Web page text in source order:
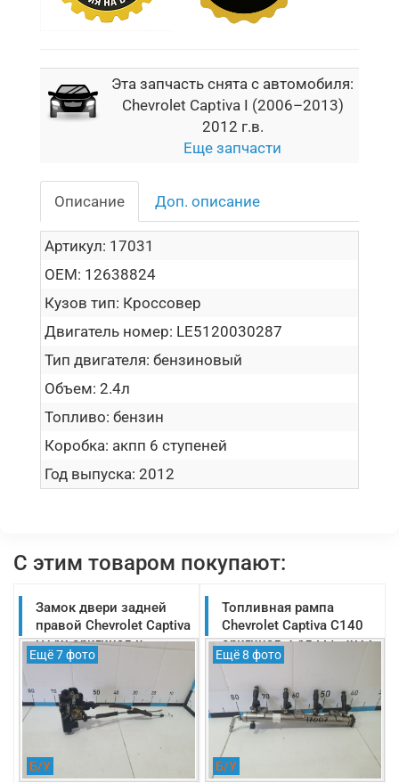
Эта запчасть снята с автомобиля:
Chevrolet Captiva I (2006–2013)
2012 г.в.
Еще запчасти
Описание Доп. описание
Артикул: 17031
OEM: 12638824
Кузов тип: Кроссовер
Двигатель номер: LE5120030287
Тип двигателя: бензиновый
Объем: 2.4л
Топливо: бензин
Коробка: акпп 6 ступеней
Год выпуска: 2012
С этим товаром покупают:
Замок двери задней
правой Chevrolet Captiva
C140 оригинал 8
контактов 2011-2013
Ещё 7 фото
Б/У
Топливная рампа
Chevrolet Captiva C140
оригинал 2.4л LE5 2011-
2013 (12593231)
Ещё 8 фото
Б/У